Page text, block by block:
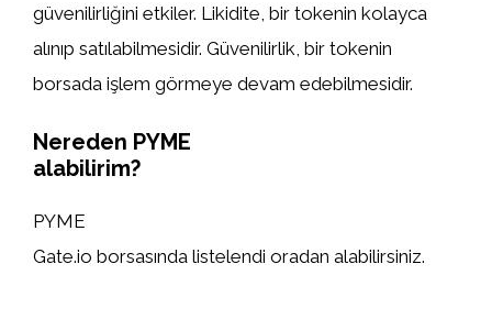
güvenilirliğini etkiler. Likidite, bir tokenin kolayca
alınıp satılabilmesidir. Güvenilirlik, bir tokenin
borsada işlem görmeye devam edebilmesidir.
Nereden PYME
alabilirim?
PYME
Gate.io borsasında listelendi oradan alabilirsiniz.